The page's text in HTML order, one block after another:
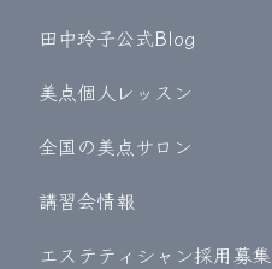
田中玲子公式Blog
美点個人レッスン
全国の美点サロン
講習会情報
エステティシャン採用募集